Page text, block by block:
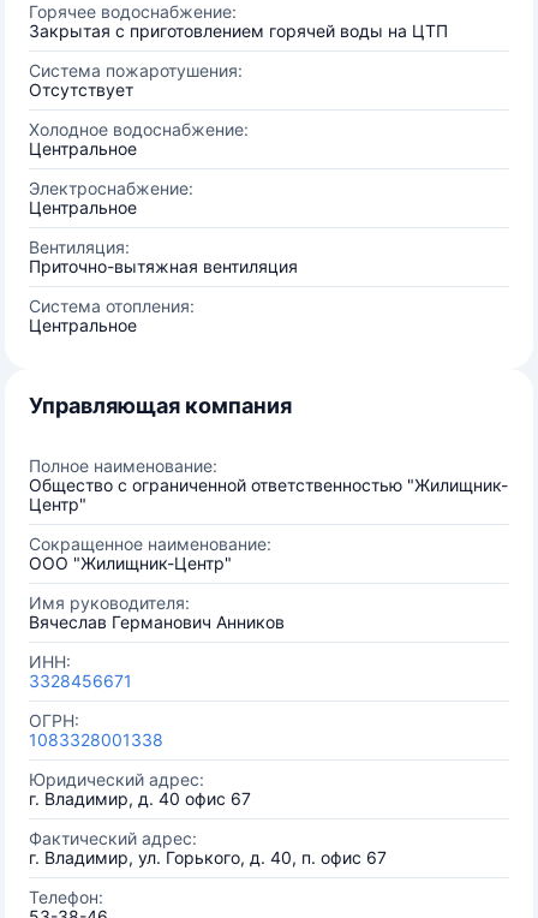
Горячее водоснабжение:
Закрытая с приготовлением горячей воды на ЦТП
Система пожаротушения:
Отсутствует
Холодное водоснабжение:
Центральное
Электроснабжение:
Центральное
Вентиляция:
Приточно-вытяжная вентиляция
Система отопления:
Центральное
Управляющая компания
Полное наименование:
Общество с ограниченной ответственностью "Жилищник-
Центр"
Сокращенное наименование:
ООО "Жилищник-Центр"
Имя руководителя:
Вячеслав Германович Анников
ИНН:
3328456671
ОГРН:
1083328001338
Юридический адрес:
г. Владимир, д. 40 офис 67
Фактический адрес:
г. Владимир, ул. Горького, д. 40, п. офис 67
Телефон: